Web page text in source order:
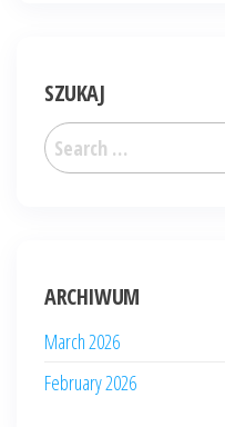
SZUKAJ
Search
for:
ARCHIWUM
March 2026
February 2026